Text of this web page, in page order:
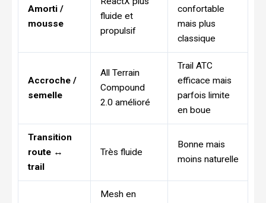
Amorti /
mousse
fluide et
propulsif
confortable
mais plus
classique
Accroche /
semelle
All Terrain
Compound
2.0 amélioré
Trail ATC
efficace mais
parfois limite
en boue
Transition
route ↔
trail
Très fluide
Bonne mais
moins naturelle
Mesh en